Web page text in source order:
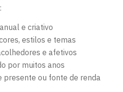
e criativo
estilos e temas
e afetivos
por muitos anos
presente ou fonte de renda